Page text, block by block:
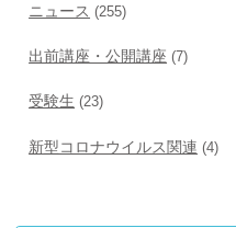
ニュース (255)
出前講座・公開講座 (7)
受験生 (23)
新型コロナウイルス関連 (4)